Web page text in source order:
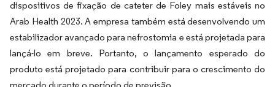
dispositivos de fixação de cateter de Foley mais estáveis no
Arab Health 2023. A empresa também está desenvolvendo um
estabilizador avançado para nefrostomia e está projetada para
lançá-lo em breve. Portanto, o lançamento esperado do
produto está projetado para contribuir para o crescimento do